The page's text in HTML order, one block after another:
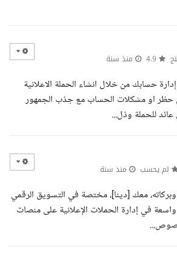
منذ سنة
حسابك من خلال انشاء الحملة الاعلانية
حظر او مشكلات الحساب مع جذب الجمهور
للحملة وذل...
لم يحسب منذ سنة
معك [دينا]، مختصة في التسويق الرقمي
واسعة في إدارة الحملات الإعلانية على منصات